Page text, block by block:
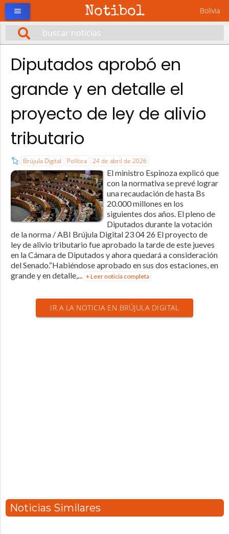
Notibol Bolivia
menu
Diputados aprobó en
grande y en detalle el
proyecto de ley de alivio
tributario
Brújula Digital Política 24 de abril de 2026
El ministro Espinoza explicó que
con la normativa se prevé lograr
una recaudación de hasta Bs
20.000 millones en los
siguientes dos años. El pleno de
Diputados durante la votación
de la norma / ABI Brújula Digital 23 04 26 El proyecto de
ley de alivio tributario fue aprobado la tarde de este jueves
en la Cámara de Diputados y ahora quedará a consideración
del Senado.“Habiéndose aprobado en sus dos estaciones, en
grande y en detalle,... + Leer noticia completa
IR A LA NOTICIA EN BRÚJULA DIGITAL
Noticias Similares